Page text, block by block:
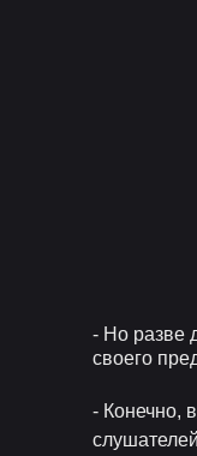
- Но разве
своего
- Конечно,